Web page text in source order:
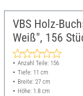
VBS Holz-
Weiß", 156
Anzahl Teile: 156
Tiefe: 11 cm
Breite: 27 cm
Höhe: 1.8 cm